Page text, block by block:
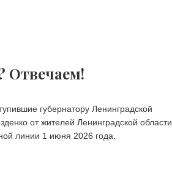
Отвечаем!
губернатору Ленинградской
от жителей Ленинградской области
линии 1 июня 2026 года.